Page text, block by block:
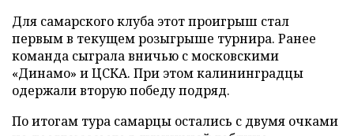
Для самарского клуба этот проигрыш стал
первым в текущем розыгрыше турнира. Ранее
команда сыграла вничью с московскими
«Динамо» и ЦСКА. При этом калининградцы
одержали вторую победу подряд.
По итогам тура самарцы остались с двумя очками